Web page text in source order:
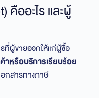
คืออะไร และผู้
รที่ผู้ขายออกให้แก่ผู้ซื้อ
าหรือบริการเรียบร้อย
อกสารทางภาษี